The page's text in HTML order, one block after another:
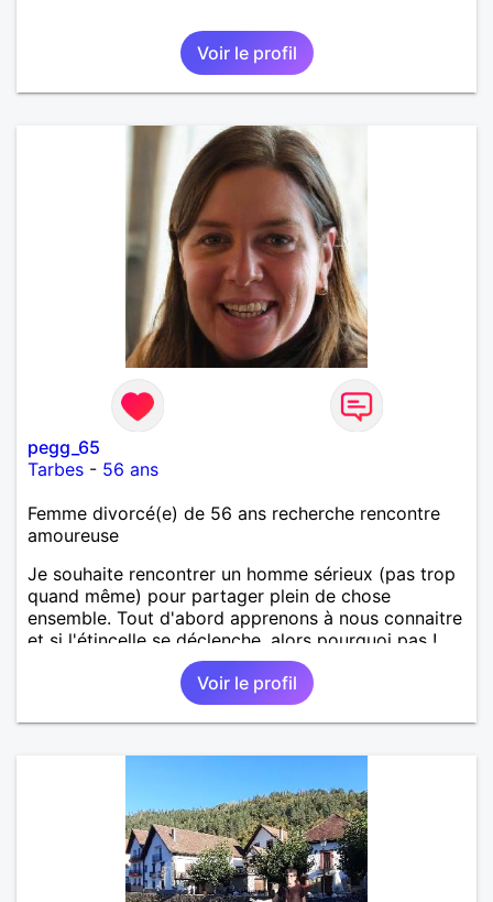
Voir le profil
pegg_65
Tarbes - 56 ans
Femme divorcé(e) de 56 ans recherche rencontre
amoureuse
Je souhaite rencontrer un homme sérieux (pas trop
quand même) pour partager plein de chose
ensemble. Tout d'abord apprenons à nous connaitre
et si l'étincelle se déclenche, alors pourquoi pas !
Voir le profil